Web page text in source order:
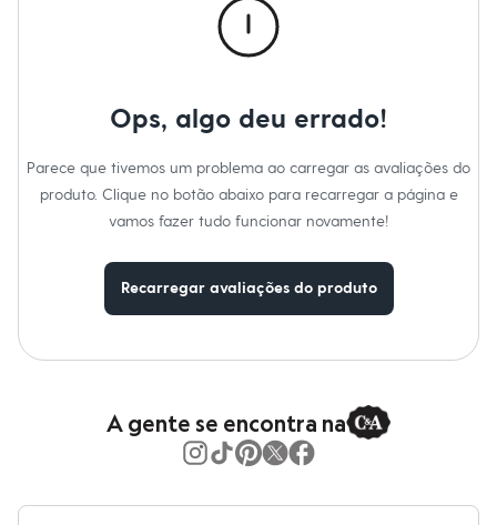
Inverno
Novidades
Roupas
Camisetas e Regatas
Casacos e Jaquetas
Polos
Acessórios
Botas
Ops, algo deu errado!
Parece que tivemos um problema ao carregar as avaliações do
produto. Clique no botão abaixo para recarregar a página e
vamos fazer tudo funcionar novamente!
Recarregar avaliações do produto
A gente se encontra na